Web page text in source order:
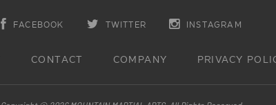
FACEBOOK TWITTER INSTAGRAM
CONTACT COMPANY PRIVACY